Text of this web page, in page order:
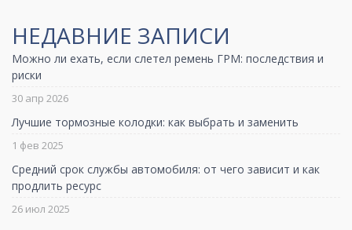
НЕДАВНИЕ ЗАПИСИ
Можно ли ехать, если слетел ремень ГРМ: последствия и
риски
30 апр 2026
Лучшие тормозные колодки: как выбрать и заменить
1 фев 2025
Средний срок службы автомобиля: от чего зависит и как
продлить ресурс
26 июл 2025